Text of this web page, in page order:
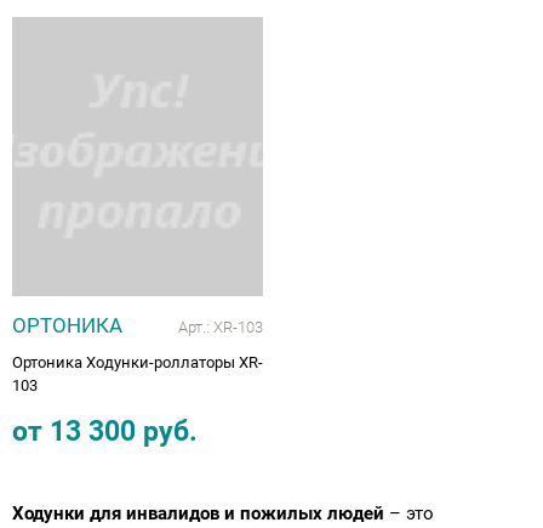
ОРТОНИКА Арт.: XR-103
Ортоника Ходунки-роллаторы XR-
103
от 13 300 руб.
Ходунки для инвалидов и пожилых людей – это